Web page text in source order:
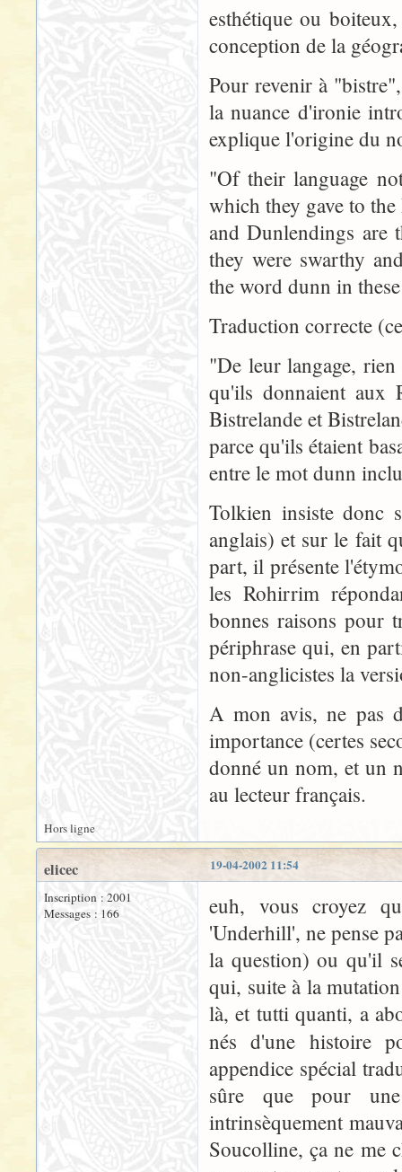
esthétique ou
conception de la
Pour revenir à
la nuance d'ironie
explique l'origine du
"Of their language
which they gave to
and Dunlendings are
they were swarthy
the word dunn in
Traduction correcte
"De leur langage,
qu'ils donnaient aux
Bistrelande et
parce qu'ils étaient
entre le mot dunn
Tolkien insiste donc
anglais) et sur le fait
part, il présente
les Rohirrim
bonnes raisons pour
périphrase qui, en
non-anglicistes la
A mon avis, ne pas
importance (certes
donné un nom, et un
au lecteur français.
Hors ligne
19-04-2002 11:54
elicec
Inscription : 2001
Messages : 166
euh, vous croyez
'Underhill', ne pense
la question) ou qu'il
qui, suite à la
là, et tutti quanti, a
nés d'une histoire
appendice spécial
sûre que pour
intrinsèquement
Soucolline, ça ne me